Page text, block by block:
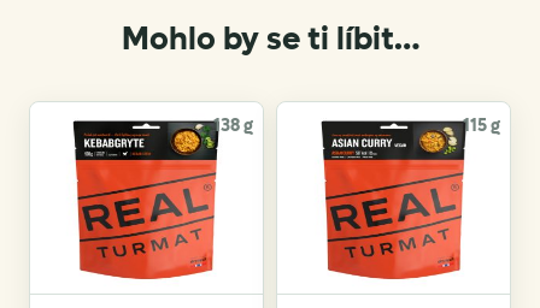
Mohlo by se ti líbit…
138 g 115 g